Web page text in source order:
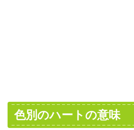
色別のハートの意味